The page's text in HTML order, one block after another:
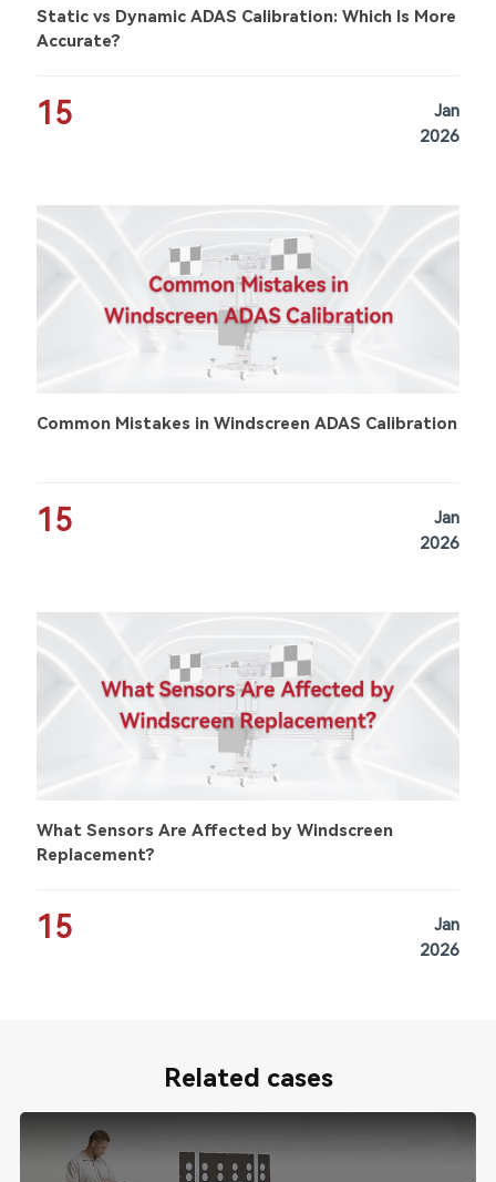
Static vs Dynamic ADAS Calibration: Which Is More
Accurate?
15
Jan
2026
Common Mistakes in Windscreen ADAS Calibration
15
Jan
2026
What Sensors Are Affected by Windscreen
Replacement?
15
Jan
2026
Related cases